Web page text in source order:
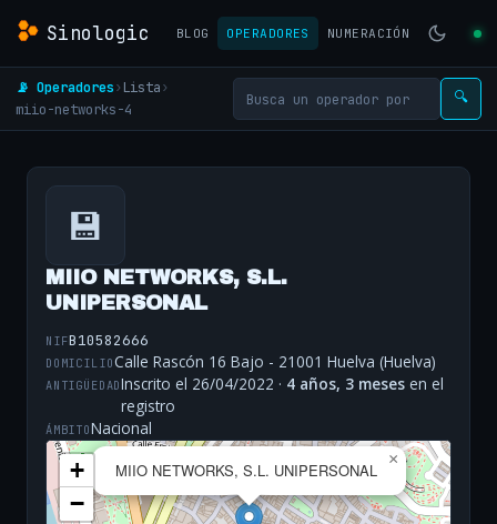
Sinologic BLOG OPERADORES NUMERACIÓN
📡 Operadores› Lista›
miio-networks-4
🔍
💾
MIIO NETWORKS, S.L.
UNIPERSONAL
NIFB10582666
DOMICILIOCalle Rascón 16 Bajo - 21001 Huelva (Huelva)
ANTIGÜEDADInscrito el 26/04/2022 · 4 años, 3 meses en el
registro
ÁMBITONacional
MIIO NETWORKS, S.L. UNIPERSONAL
×
+
−